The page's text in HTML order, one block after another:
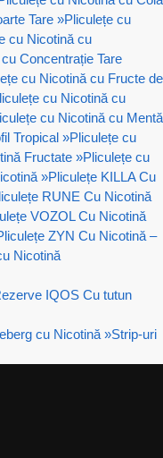
Tare »Pliculețe cu
cu Nicotină cu
Concentrație Tare
cu Nicotină cu Fructe de
cu Nicotină cu
cu Nicotină cu Mentă
Tropical »Pliculețe cu
Fructate »Pliculețe cu
»Pliculețe KILLA Cu
RUNE Cu Nicotină
VOZOL Cu Nicotină
ZYN Cu Nicotină –
Nicotină
IQOS Cu tutun
cu Nicotină »Strip-uri